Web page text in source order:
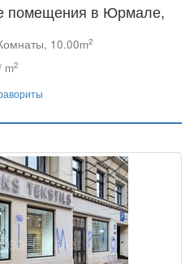
помещения в Юрмале,
10.00m2
m2